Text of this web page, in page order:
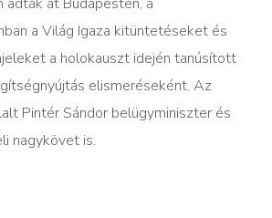
át Budapesten, a
a Világ Igaza kitüntetéseket és
a holokauszt idején tanúsított
elismeréseként. Az
Pintér Sándor belügyminiszter és
nagykövet is.